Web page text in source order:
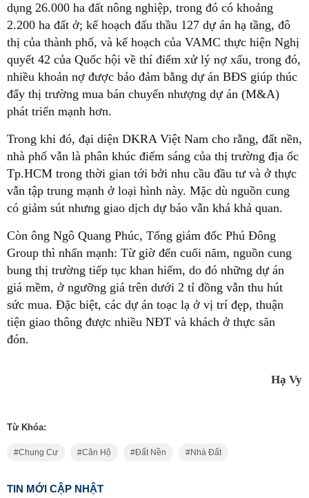
dụng 26.000 ha đất nông nghiệp, trong đó có khoảng
2.200 ha đất ở; kế hoạch đấu thầu 127 dự án hạ tầng, đô
thị của thành phố, và kế hoạch của VAMC thực hiện Nghị
quyết 42 của Quốc hội về thí điểm xử lý nợ xấu, trong đó,
nhiều khoản nợ được bảo đảm bằng dự án BĐS giúp thúc
đẩy thị trường mua bán chuyển nhượng dự án (M&A)
phát triển mạnh hơn.
Trong khi đó, đại diện DKRA Việt Nam cho rằng, đất nền,
nhà phố vẫn là phân khúc điểm sáng của thị trường địa ốc
Tp.HCM trong thời gian tới bởi nhu cầu đầu tư và ở thực
vẫn tập trung mạnh ở loại hình này. Mặc dù nguồn cung
có giảm sút nhưng giao dịch dự báo vẫn khá khả quan.
Còn ông Ngô Quang Phúc, Tổng giám đốc Phú Đông
Group thì nhấn mạnh: Từ giờ đến cuối năm, nguồn cung
bung thị trường tiếp tục khan hiếm, do đó những dự án
giá mềm, ở ngưỡng giá trên dưới 2 tỉ đồng vẫn thu hút
sức mua. Đặc biệt, các dự án toạc lạ ở vị trí đẹp, thuận
tiện giao thông được nhiều NĐT và khách ở thực săn
đón.
Hạ Vy
Từ Khóa:
Chung Cư Căn Hộ Đất Nền Nhà Đất
TIN MỚI CẬP NHẬT